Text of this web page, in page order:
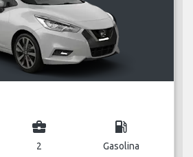
business_center
2
local_gas_station
Gasolina